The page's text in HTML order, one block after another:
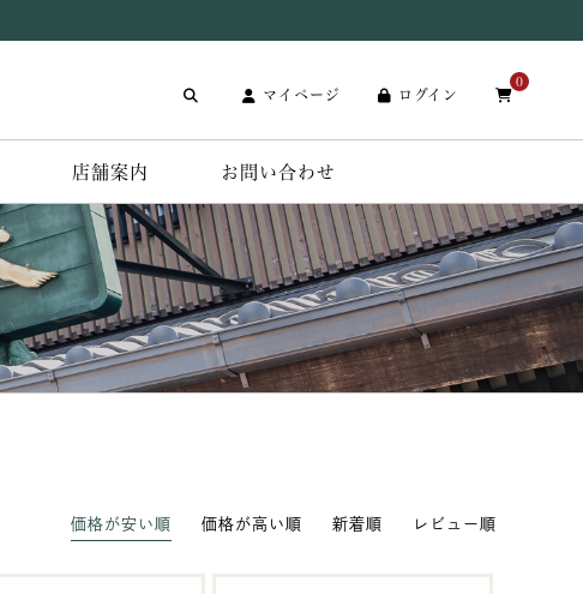
マイページ ログイン
0
店舗案内 お問い合わせ
価格が安い順 価格が高い順 新着順 レビュー順